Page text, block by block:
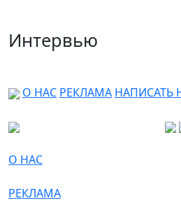
Интервью
О НАС РЕКЛАМА НАПИСАТЬ
О НАС
РЕКЛАМА